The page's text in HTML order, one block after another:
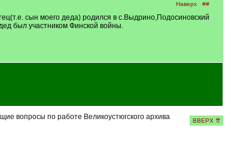
Наверх ##
сын моего деда) родился в с.Выдрино,Подосиновский
был участником Финской войны.
вопросы по работе Великоустюгского архива
ВВЕРХ ⇈